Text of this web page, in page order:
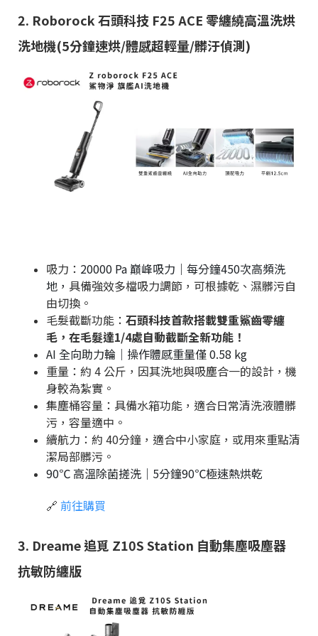
2. Roborock 石頭科技 F25 ACE 零纏繞高溫洗烘
洗地機(5分鐘速烘/體感超輕量/髒汙偵測)
吸力： 20000 Pa 巔峰吸力｜每分鐘450次高頻洗
地， 具備強效多檔吸力調節，可根據乾、濕髒污自
由切換。
毛髮截斷功能： 石頭科技首款搭載雙重鯊齒零纏
毛，在毛髮達1/4處自動截斷全新功能！
AI 全向助力輪｜操作體感重量僅 0.58 kg
重量：約 4 公斤，因其洗地與吸塵合一的設計，機
身較為紮實。
集塵桶容量：具備水箱功能，適合日常清洗液體髒
污，容量適中。
續航力：約 40分鐘 ，適合中小家庭，或用來重點清
潔局部髒污。
90℃ 高溫除菌搓洗｜5分鐘90℃極速熱烘乾
🔗 前往購買
3. Dreame 追覓 Z10S Station 自動集塵吸塵器
抗敏防纏版